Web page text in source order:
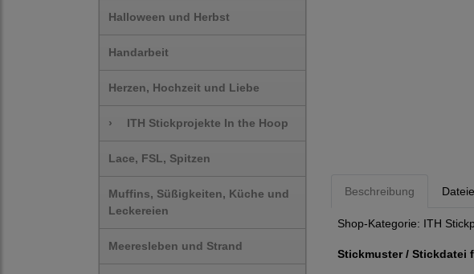
Halloween und Herbst
Handarbeit
Herzen, Hochzeit und Liebe
› ITH Stickprojekte In the Hoop
Lace, FSL, Spitzen
Muffins, Süßigkeiten, Küche und
Leckereien
Meeresleben und Strand
Beschreibung
Shop-Kategorie: ITH
Stickmuster / Stickdatei